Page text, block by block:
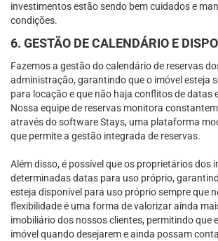
investimentos estão sendo bem cuidados e
condições.
6. GESTÃO DE CALENDÁRIO E
Fazemos a gestão do calendário de reservas
administração, garantindo que o imóvel esteja
para locação e que não haja conflitos de datas
Nossa equipe de reservas monitora
através do software Stays, uma plataforma
que permite a gestão integrada de reservas.
Além disso, é possível que os proprietários dos
determinadas datas para uso próprio,
esteja disponível para uso próprio sempre que
flexibilidade é uma forma de valorizar ainda
imobiliário dos nossos clientes, permitindo que
imóvel quando desejarem e ainda possam